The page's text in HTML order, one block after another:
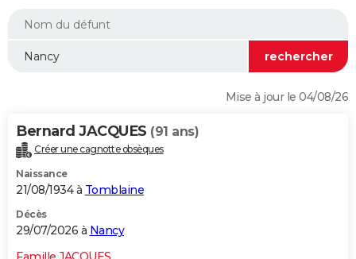
BRICOLAGE
WEEK-END
Alimentation
Guide de la santé
Maladies
Médicaments
Sommeil
VOYAGE
Destinations
City break
Voyage nature
Voyage de noces
Forum
Climat
+PHOTO
GUIDES D'ACHAT
Mise à jour le 04/08/26
Bernard JACQUES (91 ans)
Créer une cagnotte obsèques
Naissance
21/08/1934 à Tomblaine
Décès
29/07/2026 à Nancy